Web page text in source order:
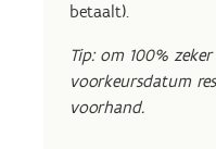
betaalt).
Tip: om 100%
voorkeursdatum
voorhand.